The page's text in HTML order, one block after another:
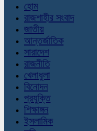
হোম
রাজশাহীর সংবাদ
জাতীয়
আন্তর্জাতিক
সারাদেশ
রাজনীতি
খেলাধুলা
বিনোদন
প্রযুক্তি
শিক্ষাঙ্গন
ইসলামিক